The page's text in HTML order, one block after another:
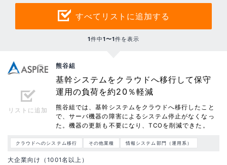
すべてリストに追加する
1件中1〜1件を表示
リストに追加
熊谷組
基幹システムをクラウドへ移行して保守
運用の負荷を約20％軽減
熊谷組では、基幹システムをクラウドへ移行したこと
で、サーバ機器の障害によるシステム停止がなくなっ
た。機器の更新も不要になり、TCOを削減できた。
クラウドへのシステム移行 その他業種 情報システム部門（運用系）
大企業向け（1001名以上）